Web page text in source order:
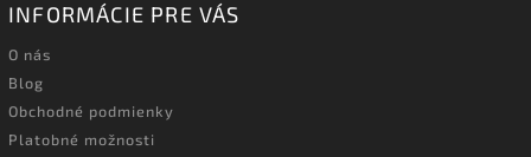
INFORMÁCIE PRE VÁS
O nás
Blog
Obchodné podmienky
Platobné možnosti